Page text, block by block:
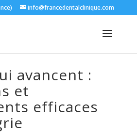
info@francedentalclinique.com
avancent :
et
efficaces